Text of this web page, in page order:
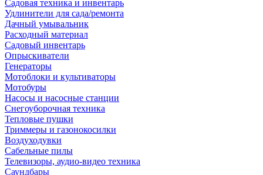
Садовая техника и инвентарь
Удлинители для сада/ремонта
Дачный умывальник
Расходный материал
Садовый инвентарь
Опрыскиватели
Генераторы
Мотоблоки и культиваторы
Мотобуры
Насосы и насосные станции
Снегоуборочная техника
Тепловые пушки
Триммеры и газонокосилки
Воздуходувки
Сабельные пилы
Телевизоры, аудио-видео техника
Саундбары